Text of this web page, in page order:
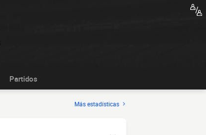
Partidos
Más estadísticas